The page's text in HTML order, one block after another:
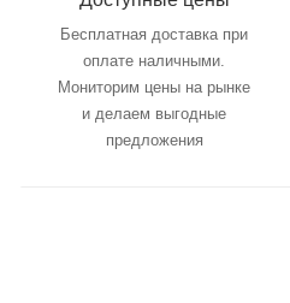
Бесплатная доставка при
оплате наличными.
Мониторим цены на рынке
и делаем выгодные
предложения